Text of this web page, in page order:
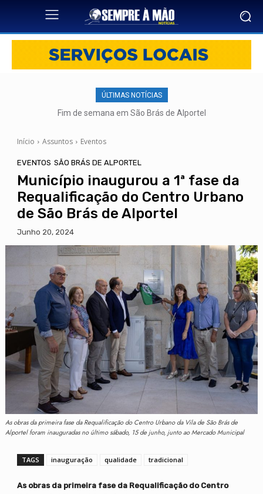
ÚLTIMAS NOTÍCIAS
Fim de semana em São Brás de Alportel
Início Assuntos Eventos
EVENTOS SÃO BRÁS DE ALPORTEL
Município inaugurou a 1ª fase da
Requalificação do Centro Urbano
de São Brás de Alportel
Junho 20, 2024
As obras da primeira fase da Requalificação do Centro Urbano da Vila de São Brás de
Alportel foram inauguradas no último sábado, 15 de junho, junto ao Mercado Municipal
TAGS inauguração qualidade tradicional
As obras da primeira fase da Requalificação do Centro